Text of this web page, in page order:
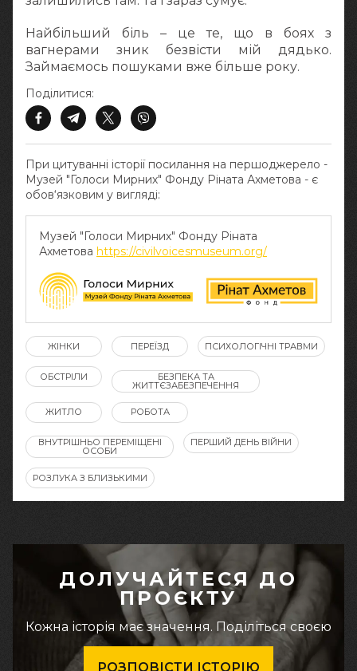
Найбільший біль – це те, що в боях з
вагнерами зник безвісти мій дядько.
Займаємось пошуками вже більше року.
При цитуванні історії посилання на першоджерело -
Музей "Голоси Мирних" Фонду Ріната Ахметова - є
обов‘язковим у вигляді:
Музей "Голоси Мирних" Фонду Ріната
Ахметова https://civilvoicesmuseum.org/
Поділитися:
ЖІНКИ ПЕРЕЇЗД ПСИХОЛОГІЧНІ ТРАВМИ
ОБСТРІЛИ БЕЗПЕКА ТА
ЖИТТЄЗАБЕЗПЕЧЕННЯ
ЖИТЛО РОБОТА
ВНУТРІШНЬО ПЕРЕМІЩЕНІ
ОСОБИ
ПЕРШИЙ ДЕНЬ ВІЙНИ
РОЗЛУКА З БЛИЗЬКИМИ
ДОЛУЧАЙТЕСЯ ДО
ПРОЄКТУ
Кожна історія має значення. Поділіться своєю
РОЗПОВІСТИ ІСТОРІЮ